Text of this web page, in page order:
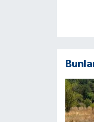
SPOR